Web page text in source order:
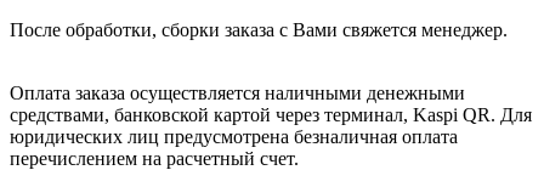
После обработки, сборки заказа с Вами свяжется менеджер.
Оплата заказа осуществляется наличными денежными
средствами, банковской картой через терминал, Kaspi QR. Для
юридических лиц предусмотрена безналичная оплата
перечислением на расчетный счет.